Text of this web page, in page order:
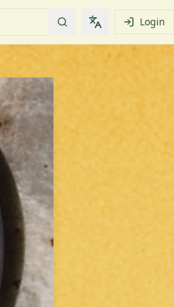
Change Login